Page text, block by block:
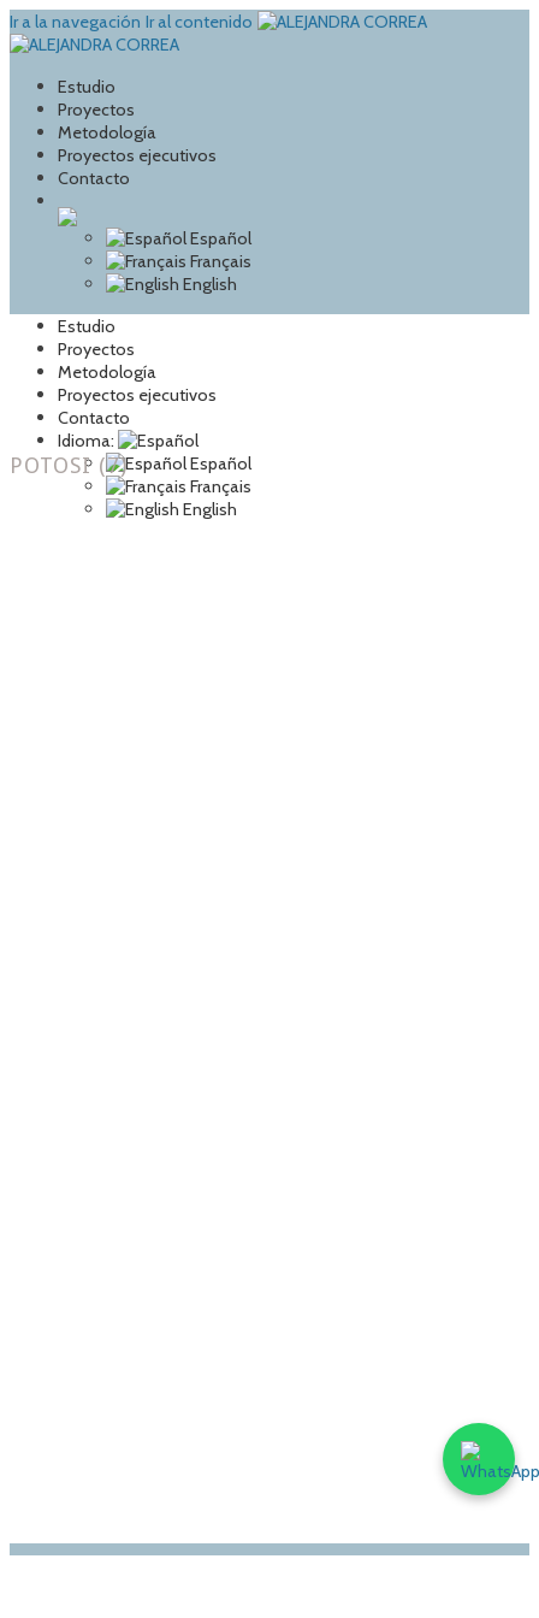
Ir a la navegación Ir al contenido
Estudio
Proyectos
Metodología
Proyectos ejecutivos
Contacto
Español
Français
English
Estudio
Proyectos
Metodología
Proyectos ejecutivos
Contacto
Idioma:
Español
Français
English
POTOSI (7)